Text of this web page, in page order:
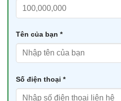
Tên của bạn *
Số điện thoại *